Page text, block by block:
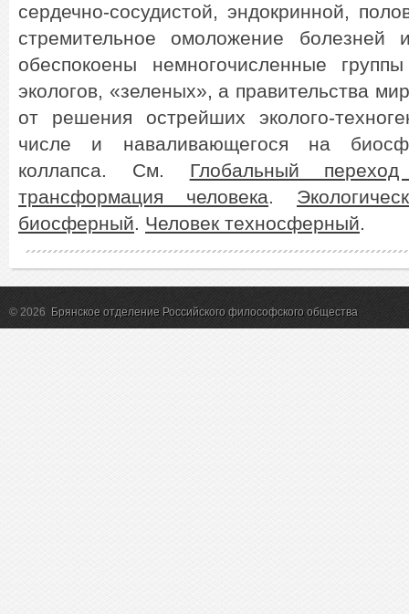
сердечно-сосудистой, эндокринной,
стремительное омоложение
обеспокоены немногочисленные
экологов, «зеленых», а правительства
от решения острейших эколого-
числе и наваливающегося на
коллапса. См. Глобальный
трансформация человека.
биосферный. Человек техносферный.
© 2026 Брянское отделение Российского философского общества